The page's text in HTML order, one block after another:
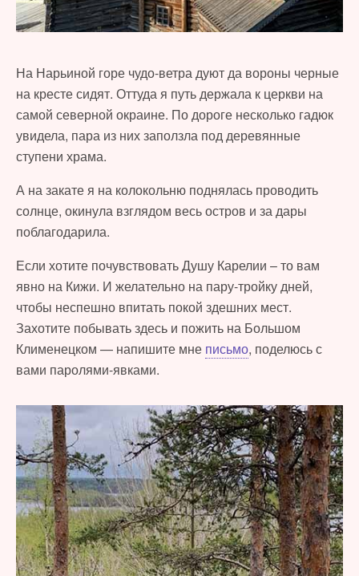
На Нарьиной горе чудо-ветра дуют да вороны черные
на кресте сидят. Оттуда я путь держала к церкви на
самой северной окраине. По дороге несколько гадюк
увидела, пара из них заползла под деревянные
ступени храма.
А на закате я на колокольню поднялась проводить
солнце, окинула взглядом весь остров и за дары
поблагодарила.
Если хотите почувствовать Душу Карелии – то вам
явно на Кижи. И желательно на пару-тройку дней,
чтобы неспешно впитать покой здешних мест.
Захотите побывать здесь и пожить на Большом
Клименецком — напишите мне письмо, поделюсь с
вами паролями-явками.